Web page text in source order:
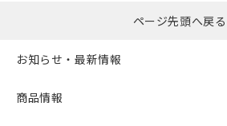
ページ先頭へ戻る
お知らせ・最新情報
商品情報